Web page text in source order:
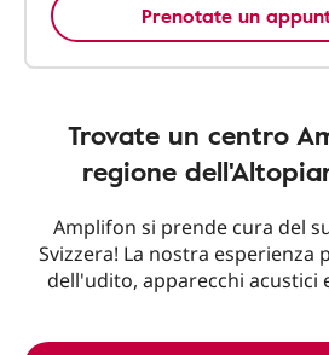
Prenotate un
Trovate un centro
regione
Amplifon si prende cura del
Svizzera! La nostra esperienza
dell'udito, apparecchi acustici